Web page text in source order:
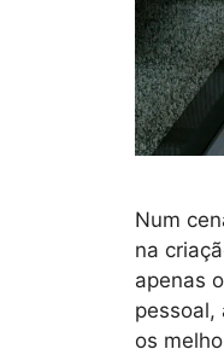
Num
na
apenas
pessoal,
os